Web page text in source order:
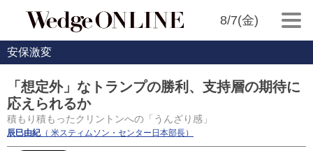
8/7(金)
安保激変
「想定外」なトランプの勝利、支持層の期待に
応えられるか
積もり積もったクリントンへの「うんざり感」
辰巳由紀（ 米スティムソン・センター日本部長）